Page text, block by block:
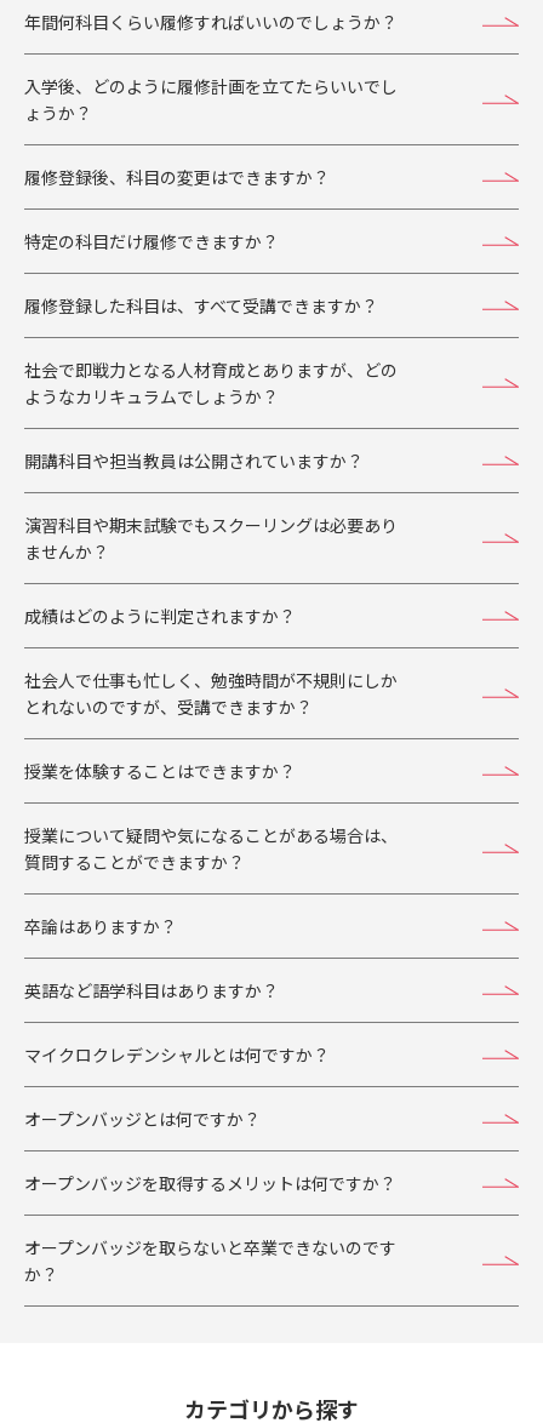
年間何科目くらい履修すればいいのでしょうか？
入学後、どのように履修計画を立てたらいいでし
ょうか？
履修登録後、科目の変更はできますか？
特定の科目だけ履修できますか？
履修登録した科目は、すべて受講できますか？
社会で即戦力となる人材育成とありますが、どの
ようなカリキュラムでしょうか？
開講科目や担当教員は公開されていますか？
演習科目や期末試験でもスクーリングは必要あり
ませんか？
成績はどのように判定されますか？
社会人で仕事も忙しく、勉強時間が不規則にしか
とれないのですが、受講できますか？
授業を体験することはできますか？
授業について疑問や気になることがある場合は、
質問することができますか？
卒論はありますか？
英語など語学科目はありますか？
マイクロクレデンシャルとは何ですか？
オープンバッジとは何ですか？
オープンバッジを取得するメリットは何ですか？
オープンバッジを取らないと卒業できないのです
か？
カテゴリから探す